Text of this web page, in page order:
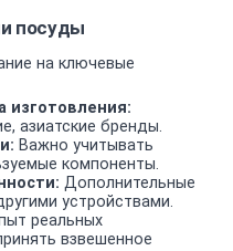
посуды
на ключевые
изготовления:
азиатские бренды.
Важно учитывать
компоненты.
Дополнительные
устройствами.
реальных
взвешенное